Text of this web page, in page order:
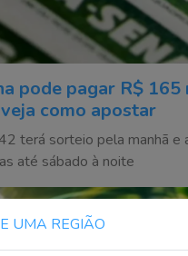
UMA REGIÃO
pode pagar R$
como apostar
terá sorteio pela manhã e
até sábado à noite